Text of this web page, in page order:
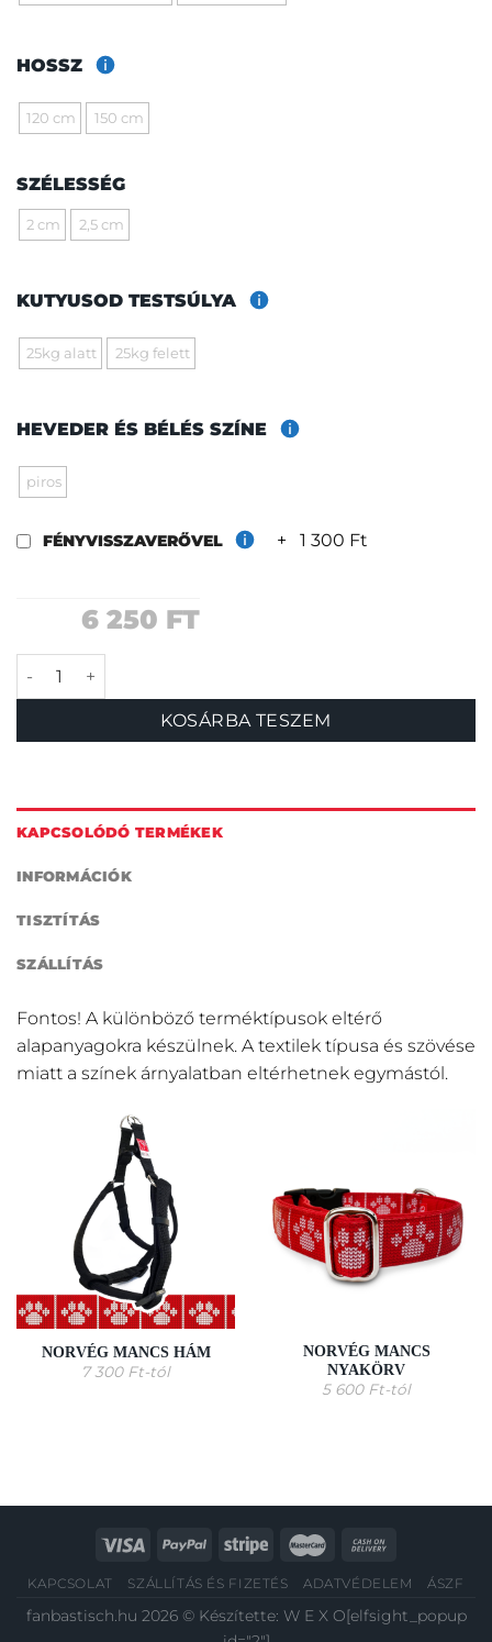
HOSSZ
120 cm 150 cm
SZÉLESSÉG
2 cm 2,5 cm
KUTYUSOD TESTSÚLYA
25kg alatt 25kg felett
HEVEDER ÉS BÉLÉS SZÍNE
piros
FÉNYVISSZAVERŐVEL + 1 300 Ft
6 250 FT
Norvég mancs póráz mennyiség
KOSÁRBA TESZEM
KAPCSOLÓDÓ TERMÉKEK
INFORMÁCIÓK
TISZTÍTÁS
SZÁLLÍTÁS
Fontos! A különböző terméktípusok eltérő
alapanyagokra készülnek. A textilek típusa és szövése
miatt a színek árnyalatban eltérhetnek egymástól.
NORVÉG MANCS HÁM
7 300 Ft-tól
NORVÉG MANCS
NYAKÖRV
5 600 Ft-tól
KAPCSOLAT SZÁLLÍTÁS ÉS FIZETÉS ADATVÉDELEM ÁSZF
fanbastisch.hu 2026 © Készítette: W E X O[elfsight_popup